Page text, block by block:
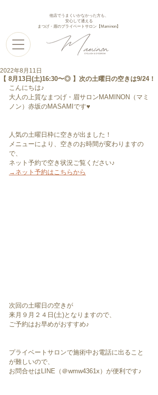
他店でうまくいかなかった方も、
安心して通える
まつげ・眉のプライベートサロン【Maminon】
【 8月13日(土)16:30〜◎ 】次の土曜日の空きは9/24！
2022年8月11日
こんにちは♪
大人の上質なまつげ・眉サロンMAMINON（マミ
ノン）赤坂のMASAMIです♥︎︎
人気の土曜日枠に空きが出ました！
メニューにより、空きのお時間が変わりますの
で、
ネット予約で空き状況ご覧ください♪
→ネット予約はこちらから
次回の土曜日の空きが
来月９月２４日(土)となりますので、
ご予約はお早めがおすすめ♪
プライベートサロンで施術中お電話に出ること
が難しいので、
お問合せはLINE（＠wmw4361x）が便利です♪